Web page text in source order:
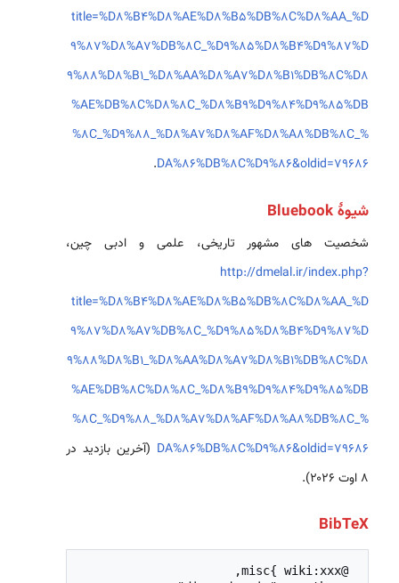
title=%D8%B4%D8%AE%D8%B5%DB%8C%D8%AA_%D
9%87%D8%A7%DB%8C_%D9%85%D8%B4%D9%87%D
9%88%D8%B1_%D8%AA%D8%A7%D8%B1%DB%8C%D8
%AE%DB%8C%D8%8C_%D8%B9%D9%84%D9%85%DB
%8C_%D9%88_%D8%A7%D8%AF%D8%A8%DB%8C_%
DA%86%DB%8C%D9%86&oldid=79686
.
شیوهٔ Bluebook
شخصیت های مشهور تاریخی، علمی و ادبی چین،
http://dmelal.ir/index.php?
title=%D8%B4%D8%AE%D8%B5%DB%8C%D8%AA_%D
9%87%D8%A7%DB%8C_%D9%85%D8%B4%D9%87%D
9%88%D8%B1_%D8%AA%D8%A7%D8%B1%DB%8C%D8
%AE%DB%8C%D8%8C_%D8%B9%D9%84%D9%85%DB
%8C_%D9%88_%D8%A7%D8%AF%D8%A8%DB%8C_%
DA%86%DB%8C%D9%86&oldid=79686 (آخرین بازدید در
۸ اوت ۲۰۲۶).
BibTeX